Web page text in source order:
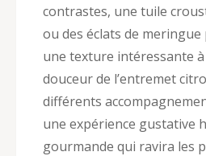
contrastes, une tuile
ou des éclats de
une texture intéressante
douceur de l’entremet
différents
une expérience gustative
gourmande qui ravira les